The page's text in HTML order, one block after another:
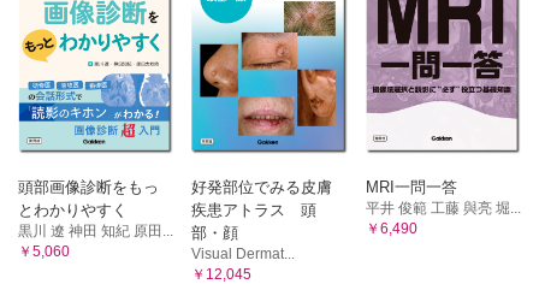
頭部画像診断をもっ
とわかりやすく
黒川 遼 神田 知紀 原田...
￥5,060
好発部位でみる皮膚
疾患アトラス 頭
部・顔
Visual Dermat...
￥12,045
MRI一問一答
平井 俊範 工藤 與亮 堀...
￥6,490